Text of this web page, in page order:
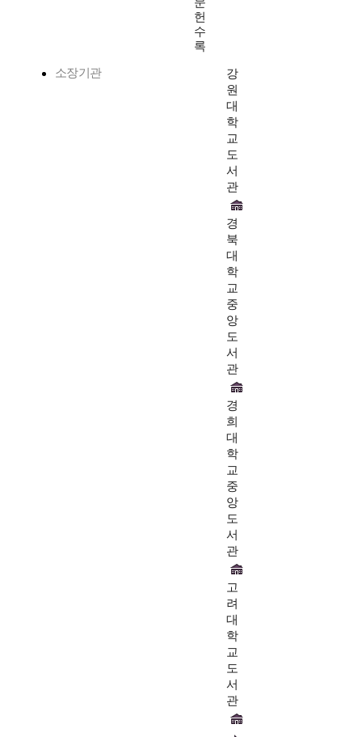
문
헌
수
록
소장기관
강
원
대
학
교
도
서
관
경
북
대
학
교
중
앙
도
서
관
경
희
대
학
교
중
앙
도
서
관
고
려
대
학
교
도
서
관